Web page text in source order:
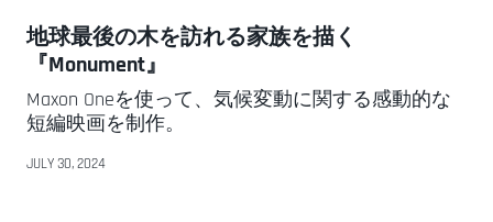
地球最後の木を訪れる家族を描く
『Monument』
Maxon Oneを使って、気候変動に関する感動的な
短編映画を制作。
JULY 30, 2024